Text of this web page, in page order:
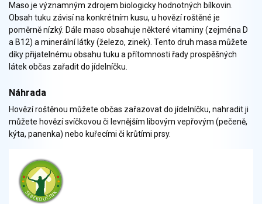
Zelenina
Brambory, luštěniny, houby
Sladkosti, slané výrobky
Zmrzliny
Ochucovadla, přísady, sladidla
Sušené směsi
Polotovary, hotové pokrmy
Proteinové výrobky, doplňky stravy
Nápoje nealkoholické
Restaurace, jídelny, hotová jídla
Fastfood
Studená kuchyně, lahůdkářské výrobky
Maso je významným zdrojem biologicky hodnotných bílkovin.
Obsah tuku závisí na konkrétním kusu, u hovězí roštěné je
poměrně nízký. Dále maso obsahuje některé vitaminy (zejména D
a B12) a minerální látky (železo, zinek). Tento druh masa můžete
díky přijatelnému obsahu tuku a přítomnosti řady prospěšných
látek občas zařadit do jídelníčku.
Náhrada
Hovězí roštěnou můžete občas zařazovat do jídelníčku, nahradit ji
můžete hovězí svíčkovou či levnějším libovým vepřovým (pečeně,
kýta, panenka) nebo kuřecími či krůtími prsy.